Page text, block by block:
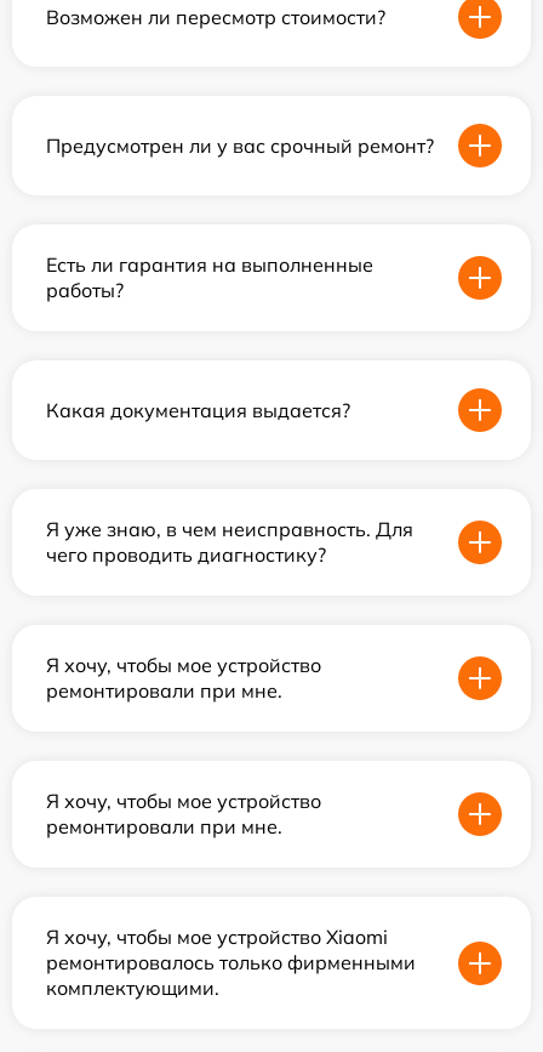
Возможен ли пересмотр стоимости?
Предусмотрен ли у вас срочный ремонт?
Есть ли гарантия на выполненные
работы?
Какая документация выдается?
Я уже знаю, в чем неисправность. Для
чего проводить диагностику?
Я хочу, чтобы мое устройство
ремонтировали при мне.
Я хочу, чтобы мое устройство
ремонтировали при мне.
Я хочу, чтобы мое устройство Xiaomi
ремонтировалось только фирменными
комплектующими.